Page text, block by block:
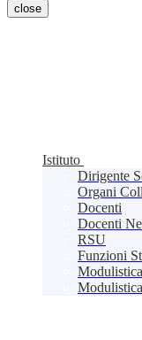
close
Istituto
Dirigente
Organi
Docenti
Docenti
RSU
Funzioni